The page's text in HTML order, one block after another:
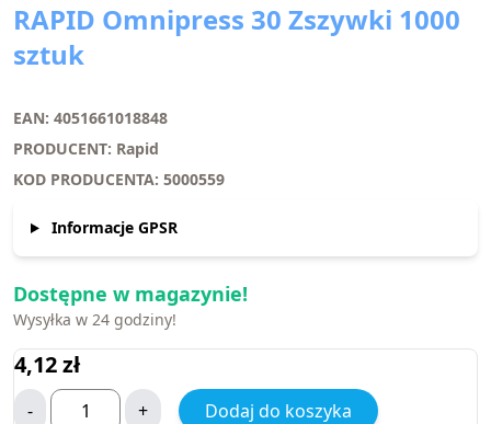
RAPID Omnipress 30 Zszywki 1000
sztuk
EAN: 4051661018848
PRODUCENT: Rapid
KOD PRODUCENTA: 5000559
Informacje GPSR
Dostępne w magazynie!
Wysyłka w 24 godziny!
4,12zł
- + Dodaj do koszyka